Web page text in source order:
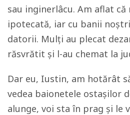
sau inginerlâcu. Am aflat că
ipotecată, iar cu banii
datorii. Mulți au plecat
răsvrătit şi l-au chemat la
Dar eu, Iustin, am hotărât
vedea baionetele ostașilor
alunge, voi sta în prag și le